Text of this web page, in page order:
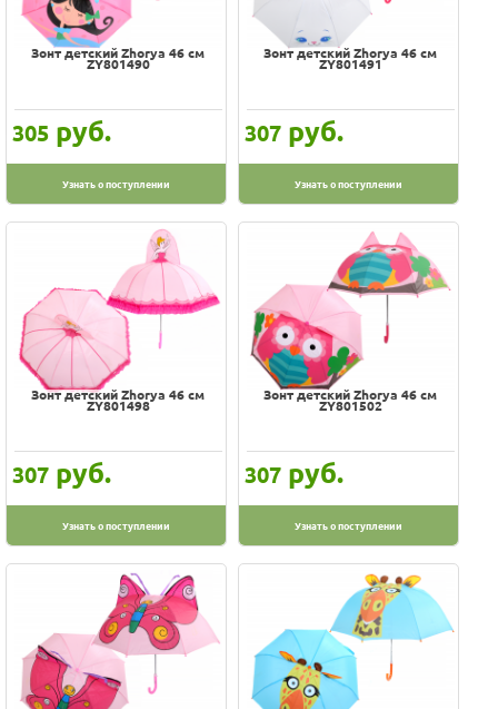
С-Трейд
Счастливое детство
Счастливый малыш
Зонт детский Zhorya 46 см
ZY801490
305 руб.
Узнать о поступлении
Зонт детский Zhorya 46 см
ZY801491
307 руб.
Узнать о поступлении
Зонт детский Zhorya 46 см
ZY801498
307 руб.
Узнать о поступлении
Зонт детский Zhorya 46 см
ZY801502
307 руб.
Узнать о поступлении